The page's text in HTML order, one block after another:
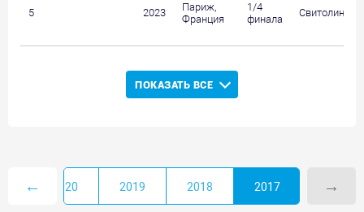
5 2023
Париж,
Франция
1/4
финала
Свитолина
ПОКАЗАТЬ ВСЕ
← 2020 2019 2018 2017 →